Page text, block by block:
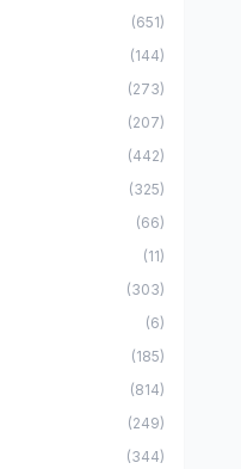
(651)
(144)
(273)
(207)
(442)
(325)
(66)
(11)
(303)
(6)
(185)
(814)
(249)
(344)